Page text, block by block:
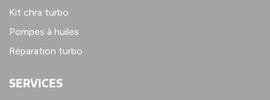
Kit chra turbo
Pompes à huiles
Réparation turbo
SERVICES